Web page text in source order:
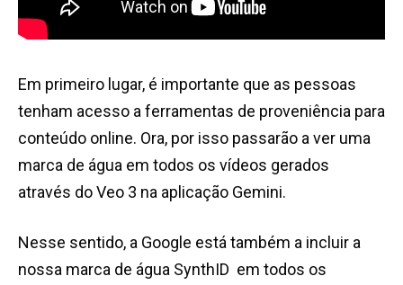
Em primeiro lugar, é importante que as pessoas
tenham acesso a ferramentas de proveniência para
conteúdo online. Ora, por isso passarão a ver uma
marca de água em todos os vídeos gerados
através do Veo 3 na aplicação Gemini.
Nesse sentido, a Google está também a incluir a
nossa marca de água SynthID em todos os